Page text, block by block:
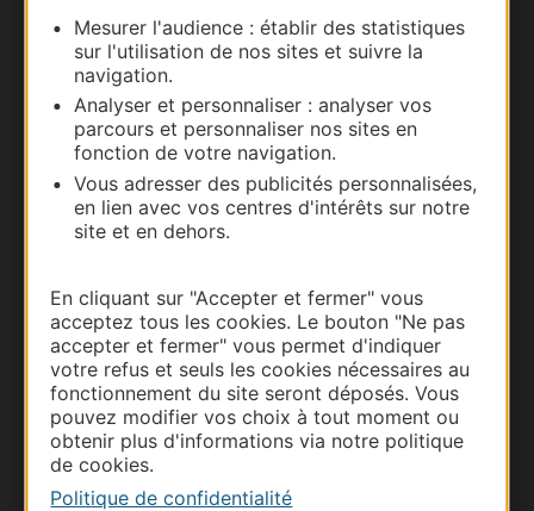
Mesurer l'audience : établir des statistiques
sur l'utilisation de nos sites et suivre la
navigation.
Analyser et personnaliser : analyser vos
parcours et personnaliser nos sites en
fonction de votre navigation.
Vous adresser des publicités personnalisées,
en lien avec vos centres d'intérêts sur notre
site et en dehors.
En cliquant sur "Accepter et fermer" vous
acceptez tous les cookies. Le bouton "Ne pas
accepter et fermer" vous permet d'indiquer
votre refus et seuls les cookies nécessaires au
fonctionnement du site seront déposés. Vous
pouvez modifier vos choix à tout moment ou
obtenir plus d'informations via notre politique
de cookies.
Politique de confidentialité
Thermalisme
Pros d'Occitanie
Site presse et d'influence
Voyagistes
Destination Sport
Inscrivez-vous à la lettre d'information
Destination Occitanie pour recevoir des
suggestions de séjours, de visites et de sorties.